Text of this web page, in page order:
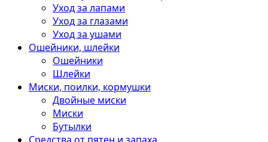
Уход за лапами
Уход за глазами
Уход за ушами
Ошейники, шлейки
Ошейники
Шлейки
Миски, поилки, кормушки
Двойные миски
Миски
Бутылки